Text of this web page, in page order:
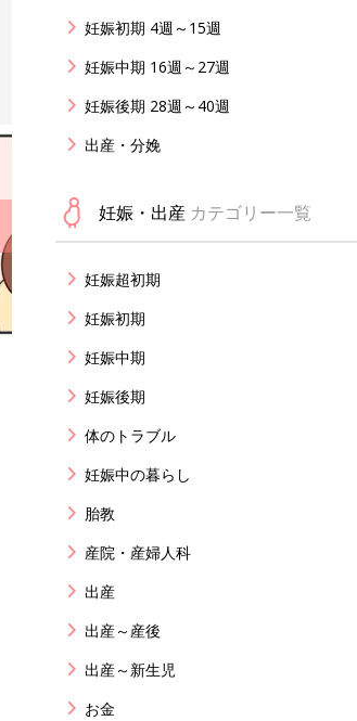
妊娠初期 4週～15週
妊娠中期 16週～27週
妊娠後期 28週～40週
出産・分娩
妊娠・出産 カテゴリー一覧
妊娠超初期
妊娠初期
妊娠中期
妊娠後期
体のトラブル
妊娠中の暮らし
胎教
産院・産婦人科
出産
出産～産後
出産～新生児
お金